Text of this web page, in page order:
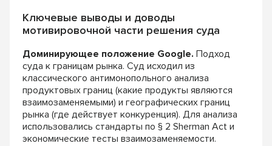
Ключевые выводы и доводы
мотивировочной части решения суда
Доминирующее положение Google. Подход
суда к границам рынка. Суд исходил из
классического антимонопольного анализа
продуктовых границ (какие продукты являются
взаимозаменяемыми) и географических границ
рынка (где действует конкуренция). Для анализа
использовались стандарты по § 2 Sherman Act и
экономические тесты взаимозаменяемости.